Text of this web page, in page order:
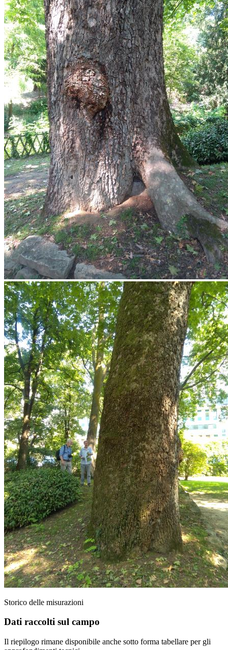
Storico delle misurazioni
Dati raccolti sul campo
Il riepilogo rimane disponibile anche sotto forma tabellare per gli